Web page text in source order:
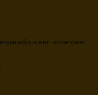
is een onderdeel